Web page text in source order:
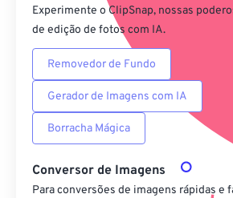
Experimente o ClipSnap, nossas
de edição de fotos com IA.
Removedor de Fundo
Gerador de Imagens com IA
Borracha Mágica
Conversor de Imagens
Para conversões de imagens rápidas e